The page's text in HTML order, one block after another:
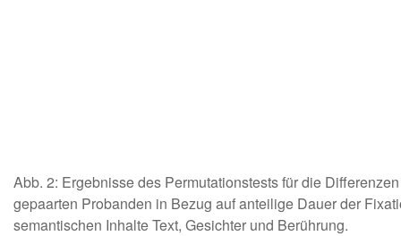
Abb. 2: Ergebnisse des Permutationstests für die
gepaarten Probanden in Bezug auf anteilige Dauer der
semantischen Inhalte Text, Gesichter und Berührung.